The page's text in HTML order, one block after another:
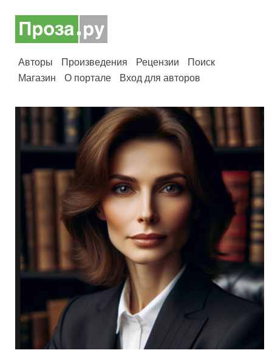
Авторы Произведения Рецензии
Поиск
Магазин
О портале Вход для авторов